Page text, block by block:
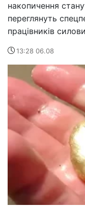
накопичення
переглянуть
працівників
13:28 06.08